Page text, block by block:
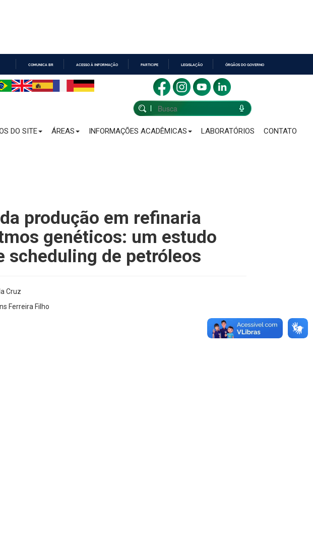
COMUNICA BR ACESSO À INFORMAÇÃO PARTICIPE LEGISLAÇÃO ÓRGÃOS DO GOVERNO
DO SITE ÁREAS INFORMAÇÕES ACADÊMICAS LABORATÓRIOS CONTATO
produção em refinaria
genéticos: um estudo
scheduling de petróleos
Cruz
Ferreira Filho